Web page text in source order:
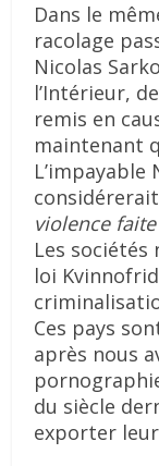
Dans le
racolage
Nicolas
l’Intérieur,
remis en
maintenant
L’impayable
violence
Les sociétés
loi
Ces pays
après nous
du siècle
exporter